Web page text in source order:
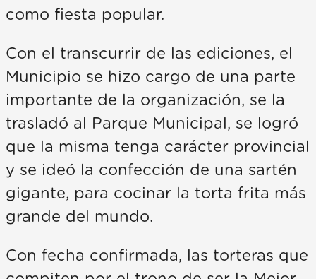
como fiesta popular.
Con el transcurrir de las ediciones, el
Municipio se hizo cargo de una parte
importante de la organización, se la
trasladó al Parque Municipal, se logró
que la misma tenga carácter provincial
y se ideó la confección de una sartén
gigante, para cocinar la torta frita más
grande del mundo.
Con fecha confirmada, las torteras que